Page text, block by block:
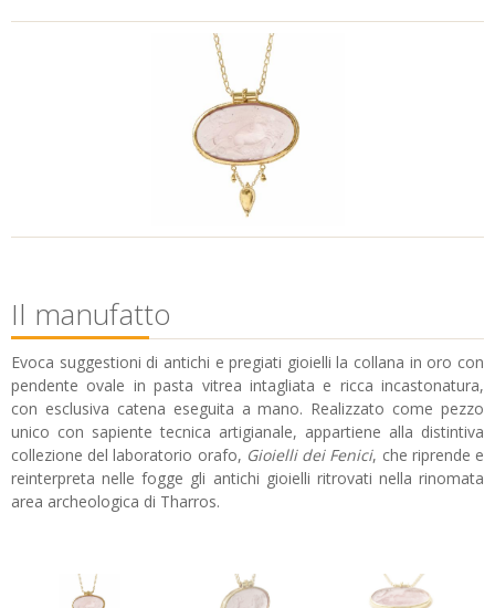
Il manufatto
Evoca suggestioni di antichi e pregiati gioielli la collana in oro con
pendente ovale in pasta vitrea intagliata e ricca incastonatura,
con esclusiva catena eseguita a mano. Realizzato come pezzo
unico con sapiente tecnica artigianale, appartiene alla distintiva
collezione del laboratorio orafo, Gioielli dei Fenici, che riprende e
reinterpreta nelle fogge gli antichi gioielli ritrovati nella rinomata
area archeologica di Tharros.